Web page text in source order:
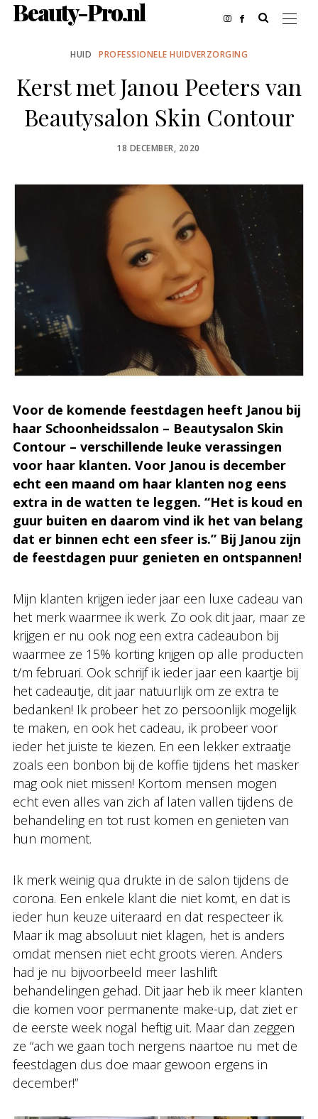
Beauty-Pro.nl
HUID PROFESSIONELE HUIDVERZORGING
Kerst met Janou Peeters van
Beautysalon Skin Contour
POSTED
18 DECEMBER, 2020
Voor de komende feestdagen heeft Janou bij
haar Schoonheidssalon – Beautysalon Skin
Contour – verschillende leuke verassingen
voor haar klanten. Voor Janou is december
echt een maand om haar klanten nog eens
extra in de watten te leggen. “Het is koud en
guur buiten en daarom vind ik het van belang
dat er binnen echt een sfeer is.” Bij Janou zijn
de feestdagen puur genieten en ontspannen!
Mijn klanten krijgen ieder jaar een luxe cadeau van
het merk waarmee ik werk. Zo ook dit jaar, maar ze
krijgen er nu ook nog een extra cadeaubon bij
waarmee ze 15% korting krijgen op alle producten
t/m februari. Ook schrijf ik ieder jaar een kaartje bij
het cadeautje, dit jaar natuurlijk om ze extra te
bedanken! Ik probeer het zo persoonlijk mogelijk
te maken, en ook het cadeau, ik probeer voor
ieder het juiste te kiezen. En een lekker extraatje
zoals een bonbon bij de koffie tijdens het masker
mag ook niet missen! Kortom mensen mogen
echt even alles van zich af laten vallen tijdens de
behandeling en tot rust komen en genieten van
hun moment.
Ik merk weinig qua drukte in de salon tijdens de
corona. Een enkele klant die niet komt, en dat is
ieder hun keuze uiteraard en dat respecteer ik.
Maar ik mag absoluut niet klagen, het is anders
omdat mensen niet echt groots vieren. Anders
had je nu bijvoorbeeld meer lashlift
behandelingen gehad. Dit jaar heb ik meer klanten
die komen voor permanente make-up, dat ziet er
de eerste week nogal heftig uit. Maar dan zeggen
ze “ach we gaan toch nergens naartoe nu met de
feestdagen dus doe maar gewoon ergens in
december!”